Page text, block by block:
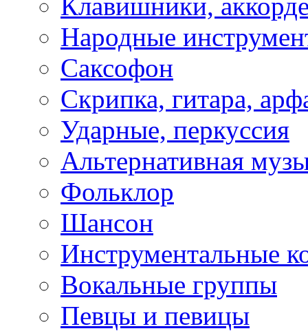
Народные
Саксофон
Скрипка, гитара,
Ударные, перкуссия
Альтернативная
Фольклор
Шансон
Инструментальные
Вокальные группы
Певцы и певицы